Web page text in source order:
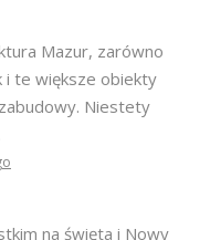
Mazur, zarówno
i te większe obiekty
Niestety
na święta i Nowy